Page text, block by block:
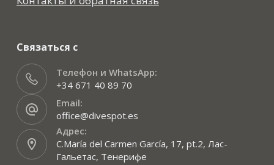
Связаться с
Телефон и WhatsApp:
+34 671 40 89 70
Email:
office@divespot.es
Адрес:
C.María del Carmen García, 17, pt.2, Лас-
Гальетас, Тенерифе